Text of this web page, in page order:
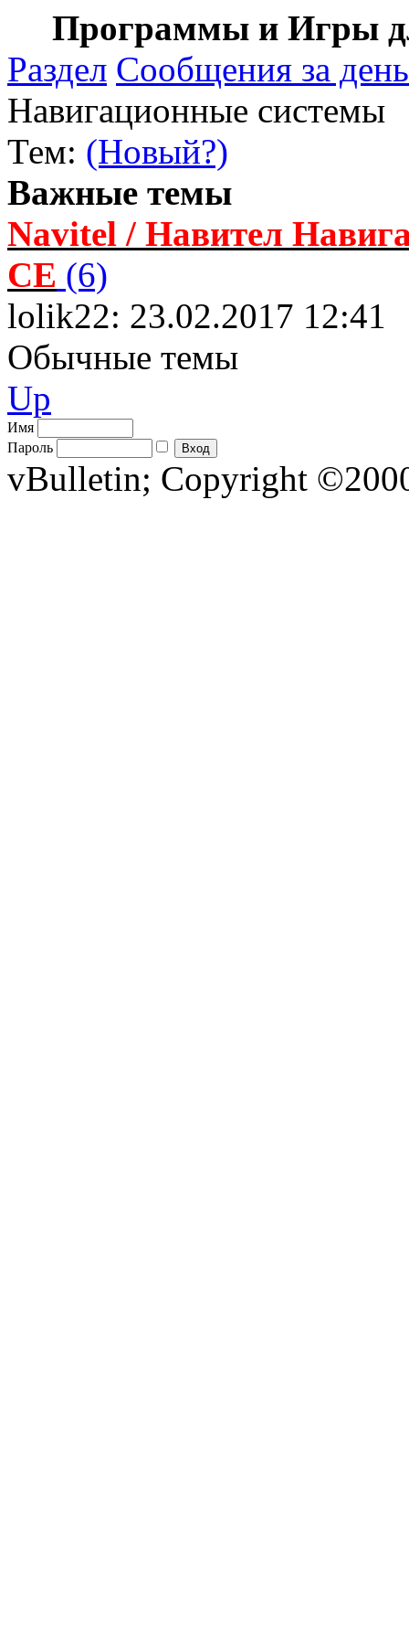
Программы и Игры
Раздел Сообщения за день
Навигационные системы
Тем: (Новый?)
Важные темы
Navitel / Навител
CE (6)
lolik22: 23.02.2017 12:41
Обычные темы
Up
Имя
Пароль
vBulletin; Copyright